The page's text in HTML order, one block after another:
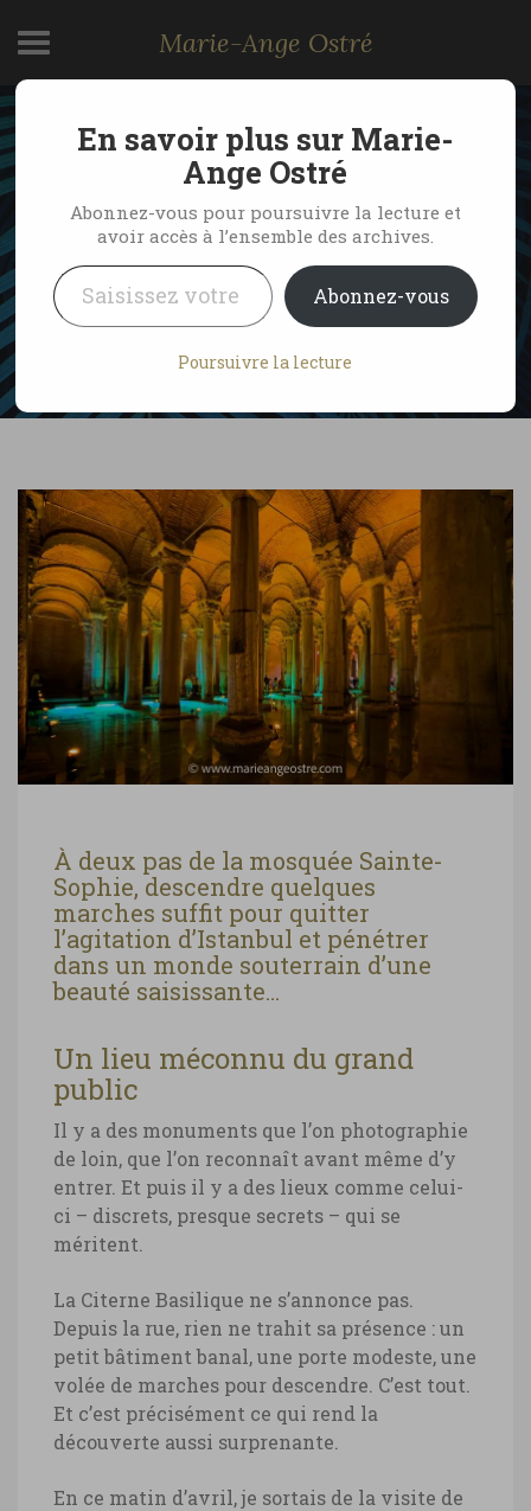
Marie-Ange Ostré
Sous Istanbul, un monde
englouti : visite de la
Citerne Basilique
À deux pas de la mosquée Sainte-
Sophie, descendre quelques
marches suffit pour quitter
l’agitation d’Istanbul et pénétrer
dans un monde souterrain d’une
beauté saisissante…
Un lieu méconnu du grand
public
Il y a des monuments que l’on photographie
de loin, que l’on reconnaît avant même d’y
entrer. Et puis il y a des lieux comme celui-
ci – discrets, presque secrets – qui se
méritent.
La Citerne Basilique ne s’annonce pas.
Depuis la rue, rien ne trahit sa présence : un
petit bâtiment banal, une porte modeste, une
volée de marches pour descendre. C’est tout.
Et c’est précisément ce qui rend la
découverte aussi surprenante.
En ce matin d’avril, je sortais de la visite de
En savoir plus sur Marie-
Ange Ostré
Abonnez-vous pour poursuivre la lecture et
avoir accès à l’ensemble des archives.
Saisissez votre adresse e-mail…
Abonnez-vous
Poursuivre la lecture